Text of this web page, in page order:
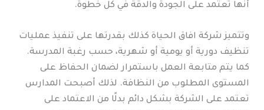
أنها تعتمد على الجودة والدقة في كل خطوة.
وتتميز شركة افاق الحياة كذلك بقدرتها على تنفيذ عمليات
تنظيف دورية أو يومية أو شهرية، حسب رغبة المدرسة.
كما يتم متابعة العمل باستمرار لضمان الحفاظ على
المستوى المطلوب من النظافة. لذلك أصبحت المدارس
تعتمد على الشركة بشكل دائم بدلًا من الاعتماد على